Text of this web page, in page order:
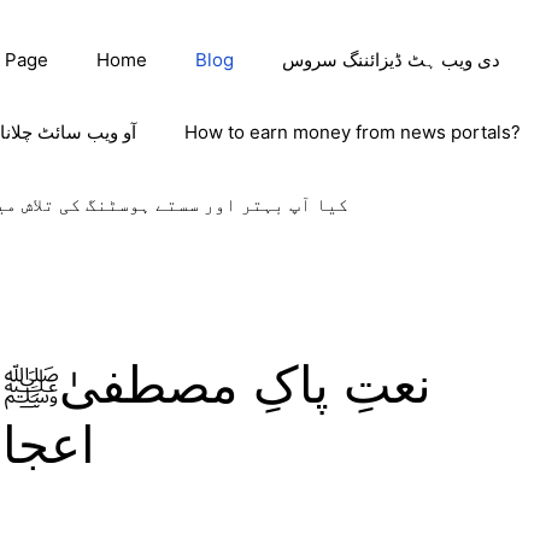
Home Blog دی ویب ہٹ ڈیزائننگ سروس
آو ویب سائٹ How to earn money from news portals?
کیا آپ بہتر اور سستے ہوسٹنگ کی تلاش
نعتِ پاکِ